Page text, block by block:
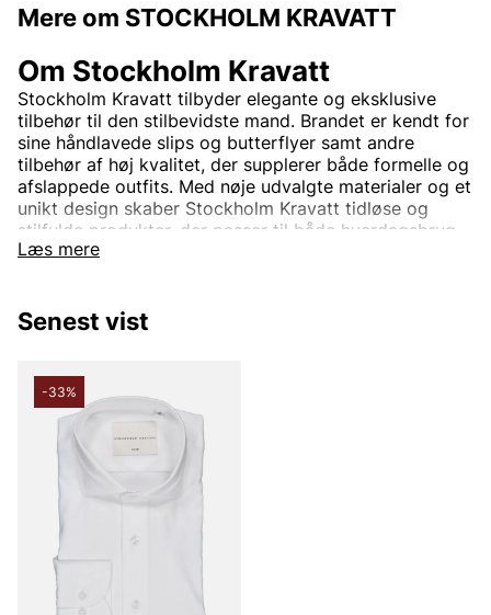
Mere om STOCKHOLM KRAVATT
Læs mere
Om Stockholm Kravatt
Stockholm Kravatt tilbyder elegante og eksklusive
tilbehør til den stilbevidste mand. Brandet er kendt for
sine håndlavede slips og butterflyer samt andre
tilbehør af høj kvalitet, der supplerer både formelle og
afslappede outfits. Med nøje udvalgte materialer og et
unikt design skaber Stockholm Kravatt tidløse og
stilfulde produkter, der passer til både hverdagsbrug
og festlige lejligheder.
Forhøj din stil med eksklusive slips, sløjfer og skjorter
Senest vist
-33%